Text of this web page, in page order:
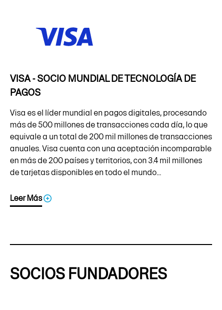
VISA - SOCIO MUNDIAL DE TECNOLOGÍA DE
PAGOS
Visa es el líder mundial en pagos digitales, procesando
más de 500 millones de transacciones cada día, lo que
equivale a un total de 200 mil millones de transacciones
anuales. Visa cuenta con una aceptación incomparable
en más de 200 países y territorios, con 3.4 mil millones
de tarjetas disponibles en todo el mundo...
Leer Más
SOCIOS FUNDADORES